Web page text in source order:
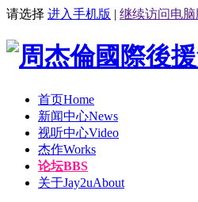
请选择 进入手机版 | 继续访问电脑
首页Home
新闻中心News
视听中心Video
杰作Works
论坛BBS
关于Jay2uAbout